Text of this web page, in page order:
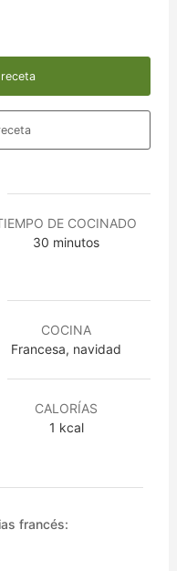
DE COCINADO
30 minutos
minutos
COCINA
Francesa, navidad
CALORÍAS
1 kcal
francés: